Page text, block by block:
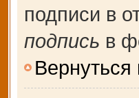
подписи в
подпись в
Вернуться